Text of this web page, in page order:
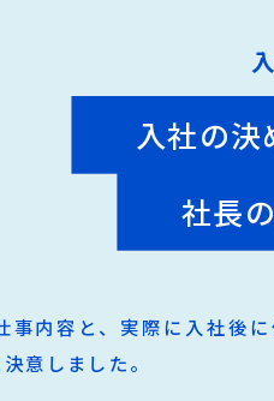
入社の決
社長
事内容と、実際に入社後
意しました。